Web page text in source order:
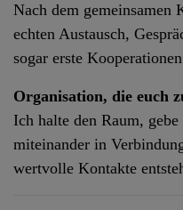
Nach dem gemeinsamen
echten Austausch,
sogar erste
Organisation, die euch
Ich halte den Raum,
miteinander in
wertvolle Kontakte